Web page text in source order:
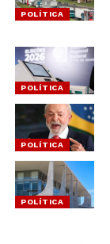
POLÍTICA
POLÍTICA
POLÍTICA
POLÍTICA